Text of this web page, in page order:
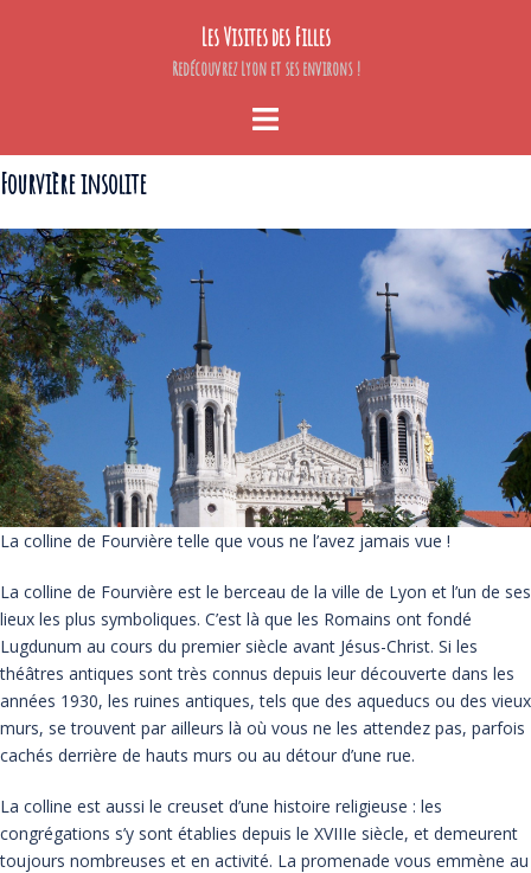
Les Visites des Filles
Redécouvrez Lyon et ses environs !
Ouvrir/fermer
le
Fourvière insolite
La colline de Fourvière telle que vous ne l’avez jamais vue !
La colline de Fourvière est le berceau de la ville de Lyon et l’un de ses
lieux les plus symboliques. C’est là que les Romains ont fondé
Lugdunum au cours du premier siècle avant Jésus-Christ. Si les
théâtres antiques sont très connus depuis leur découverte dans les
années 1930, les ruines antiques, tels que des aqueducs ou des vieux
murs, se trouvent par ailleurs là où vous ne les attendez pas, parfois
cachés derrière de hauts murs ou au détour d’une rue.
La colline est aussi le creuset d’une histoire religieuse : les
congrégations s’y sont établies depuis le XVIIIe siècle, et demeurent
toujours nombreuses et en activité. La promenade vous emmène au